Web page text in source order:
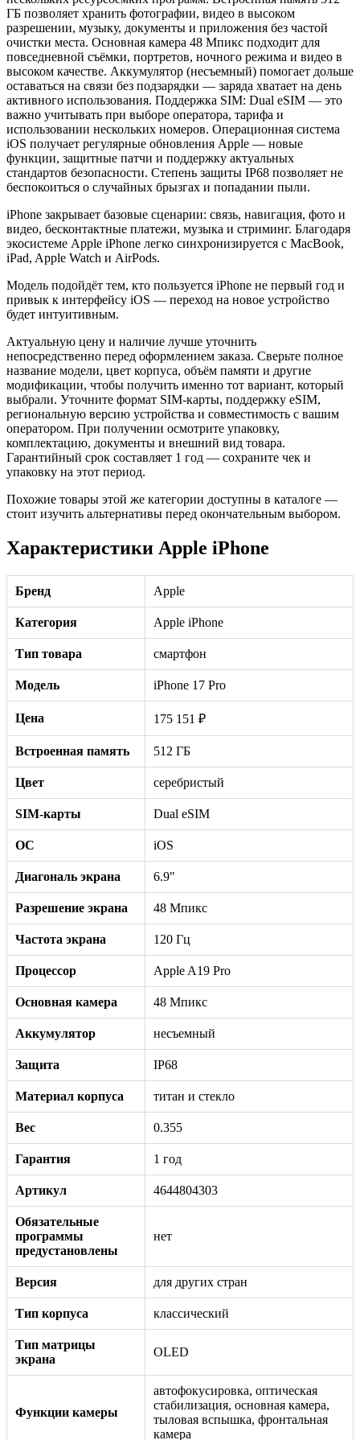
ГБ позволяет хранить фотографии, видео в высоком
разрешении, музыку, документы и приложения без частой
очистки места. Основная камера 48 Мпикс подходит для
повседневной съёмки, портретов, ночного режима и видео в
высоком качестве. Аккумулятор (несъемный) помогает дольше
оставаться на связи без подзарядки — заряда хватает на день
активного использования. Поддержка SIM: Dual eSIM — это
важно учитывать при выборе оператора, тарифа и
использовании нескольких номеров. Операционная система
iOS получает регулярные обновления Apple — новые
функции, защитные патчи и поддержку актуальных
стандартов безопасности. Степень защиты IP68 позволяет не
беспокоиться о случайных брызгах и попадании пыли.
iPhone закрывает базовые сценарии: связь, навигация, фото и
видео, бесконтактные платежи, музыка и стриминг. Благодаря
экосистеме Apple iPhone легко синхронизируется с MacBook,
iPad, Apple Watch и AirPods.
Модель подойдёт тем, кто пользуется iPhone не первый год и
привык к интерфейсу iOS — переход на новое устройство
будет интуитивным.
Актуальную цену и наличие лучше уточнить
непосредственно перед оформлением заказа. Сверьте полное
название модели, цвет корпуса, объём памяти и другие
модификации, чтобы получить именно тот вариант, который
выбрали. Уточните формат SIM-карты, поддержку eSIM,
региональную версию устройства и совместимость с вашим
оператором. При получении осмотрите упаковку,
комплектацию, документы и внешний вид товара.
Гарантийный срок составляет 1 год — сохраните чек и
упаковку на этот период.
Похожие товары этой же категории доступны в каталоге —
стоит изучить альтернативы перед окончательным выбором.
Характеристики Apple iPhone
Бренд Apple
Категория Apple iPhone
Тип товара смартфон
Модель iPhone 17 Pro
Цена 175 151 ₽
Встроенная память 512 ГБ
Цвет серебристый
SIM-карты Dual eSIM
ОС iOS
Диагональ экрана 6.9"
Разрешение экрана 48 Мпикс
Частота экрана 120 Гц
Процессор Apple A19 Pro
Основная камера 48 Мпикс
Аккумулятор несъемный
Защита IP68
Материал корпуса титан и стекло
Вес 0.355
Гарантия 1 год
Артикул 4644804303
Обязательные
программы
предустановлены
нет
Версия для других стран
Тип корпуса классический
Тип матрицы
экрана
OLED
Функции камеры
автофокусировка, оптическая
стабилизация, основная камера,
тыловая вспышка, фронтальная
камера